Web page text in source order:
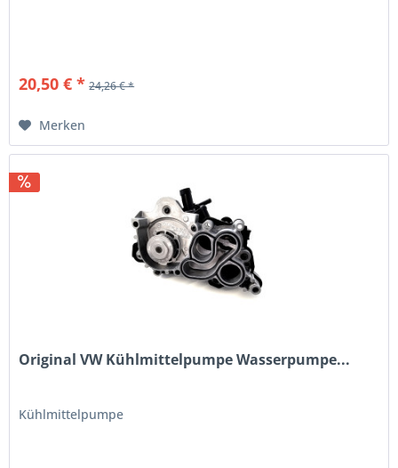
20,50 € * 24,26 € *
Merken
Original VW Kühlmittelpumpe Wasserpumpe...
Kühlmittelpumpe